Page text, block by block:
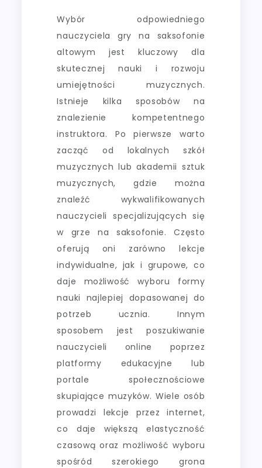
Wybór odpowiedniego
nauczyciela gry na saksofonie
altowym jest kluczowy dla
skutecznej nauki i rozwoju
umiejętności muzycznych.
Istnieje kilka sposobów na
znalezienie kompetentnego
instruktora. Po pierwsze warto
zacząć od lokalnych szkół
muzycznych lub akademii sztuk
muzycznych, gdzie można
znaleźć wykwalifikowanych
nauczycieli specjalizujących się
w grze na saksofonie. Często
oferują oni zarówno lekcje
indywidualne, jak i grupowe, co
daje możliwość wyboru formy
nauki najlepiej dopasowanej do
potrzeb ucznia. Innym
sposobem jest poszukiwanie
nauczycieli online poprzez
platformy edukacyjne lub
portale społecznościowe
skupiające muzyków. Wiele osób
prowadzi lekcje przez internet,
co daje większą elastyczność
czasową oraz możliwość wyboru
spośród szerokiego grona